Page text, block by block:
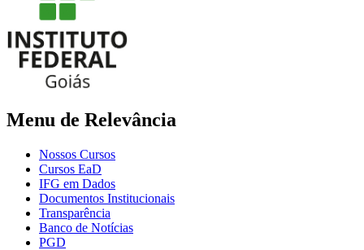
Menu de Relevância
Nossos Cursos
Cursos EaD
IFG em Dados
Documentos Institucionais
Transparência
Banco de Notícias
PGD